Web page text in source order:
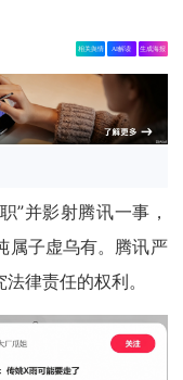
相关舆情 AI解读 生成海报
”并影射腾讯一事，
属子虚乌有。腾讯严
律责任的权利。